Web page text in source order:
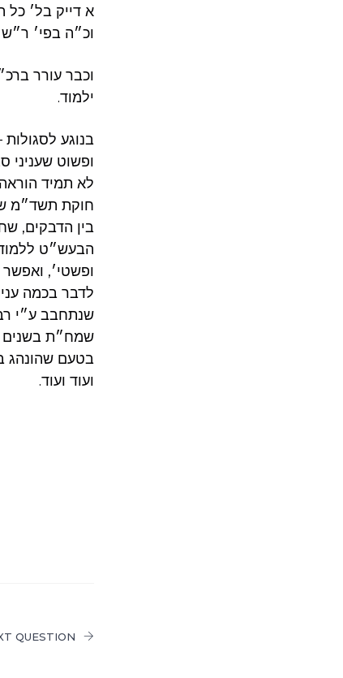
א דייק בל׳ כל
וכ״ה בפי׳
וכבר עורר
ילמוד.
בנוגע
ופשוט שעניני
לא תמיד
חוקת תשד״מ
בין הדבקים,
הבעש״ט
ופשטי׳, ואפשר
לדבר בכמה
שנתחבב ע״י
שמח״ת בשנים
בטעם שהונהג
ועוד ועוד.
QUESTION